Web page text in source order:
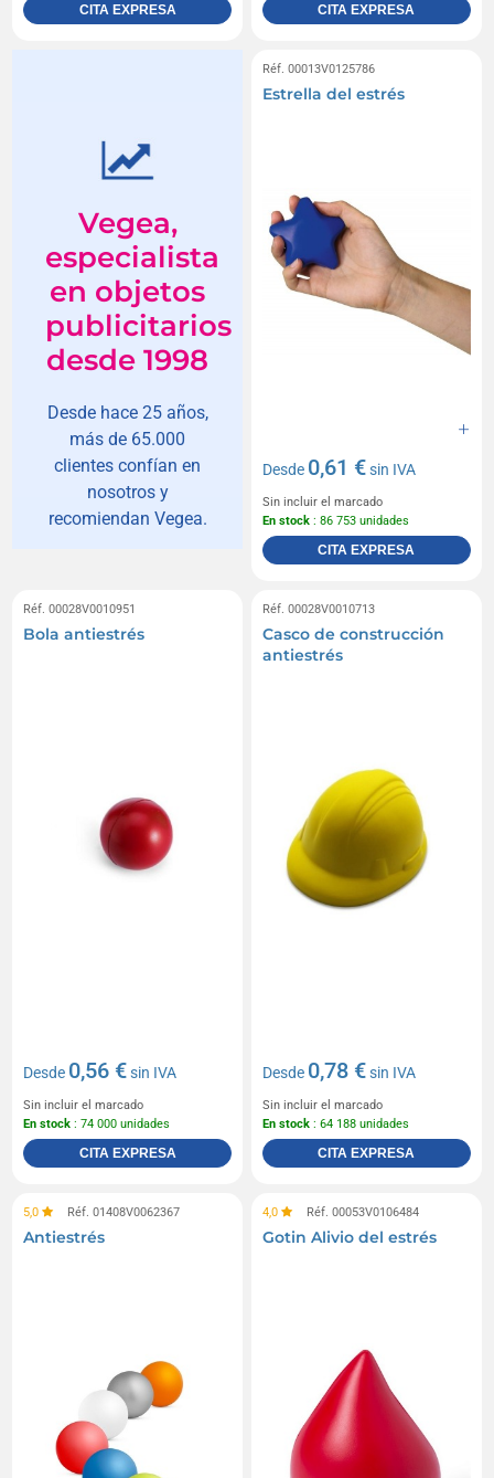
CITA EXPRESA CITA EXPRESA
Vegea,
especialista
en objetos
publicitarios
desde 1998
Desde hace 25 años,
más de 65.000
clientes confían en
nosotros y
recomiendan Vegea.
Réf. 00013V0125786
Estrella del estrés
Desde 0,61 €sin IVA
Sin incluir el marcado
En stock : 86 753 unidades
CITA EXPRESA
Réf. 00028V0010951
Bola antiestrés
Desde 0,56 €sin IVA
Sin incluir el marcado
En stock : 74 000 unidades
CITA EXPRESA
Réf. 00028V0010713
Casco de construcción
antiestrés
Desde 0,78 €sin IVA
Sin incluir el marcado
En stock : 64 188 unidades
CITA EXPRESA
5,0 Réf. 01408V0062367
Antiestrés
4,0 Réf. 00053V0106484
Gotin Alivio del estrés